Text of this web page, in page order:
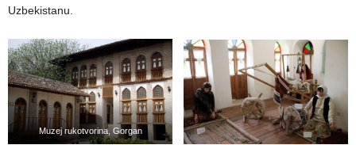
Uzbekistanu.
Muzej rukotvorina, Gorgan